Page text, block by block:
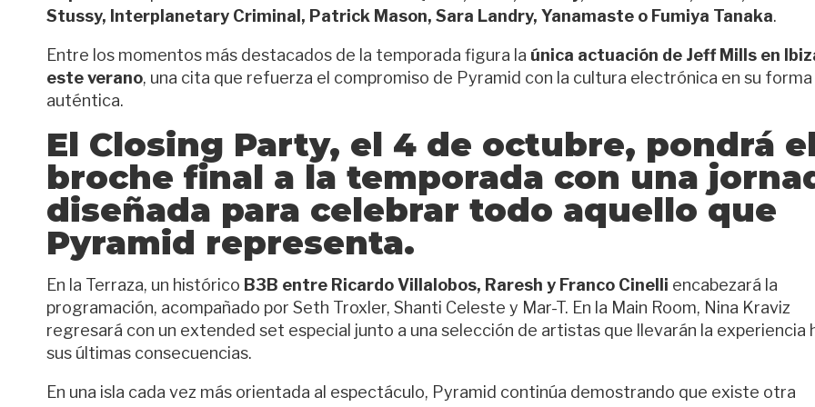
Stussy, Interplanetary Criminal, Patrick Mason, Sara Landry, Yanamaste o Fumiya Tanaka.
Entre los momentos más destacados de la temporada figura la única actuación de Jeff Mills en
este verano, una cita que refuerza el compromiso de Pyramid con la cultura electrónica en su forma
auténtica.
El Closing Party, el 4 de octubre, pondrá
broche final a la temporada con una
diseñada para celebrar todo aquello que
Pyramid representa.
En la Terraza, un histórico B3B entre Ricardo Villalobos, Raresh y Franco Cinelli encabezará la
programación, acompañado por Seth Troxler, Shanti Celeste y Mar-T. En la Main Room, Nina Kraviz
regresará con un extended set especial junto a una selección de artistas que llevarán la experiencia
sus últimas consecuencias.
En una isla cada vez más orientada al espectáculo, Pyramid continúa demostrando que existe otra